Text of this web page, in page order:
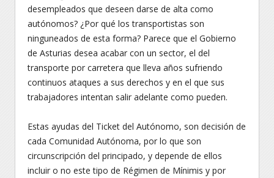
desempleados que deseen darse de alta como
autónomos? ¿Por qué los transportistas son
ninguneados de esta forma? Parece que el Gobierno
de Asturias desea acabar con un sector, el del
transporte por carretera que lleva años sufriendo
continuos ataques a sus derechos y en el que sus
trabajadores intentan salir adelante como pueden.
Estas ayudas del Ticket del Autónomo, son decisión de
cada Comunidad Autónoma, por lo que son
circunscripción del principado, y depende de ellos
incluir o no este tipo de Régimen de Mínimis y por